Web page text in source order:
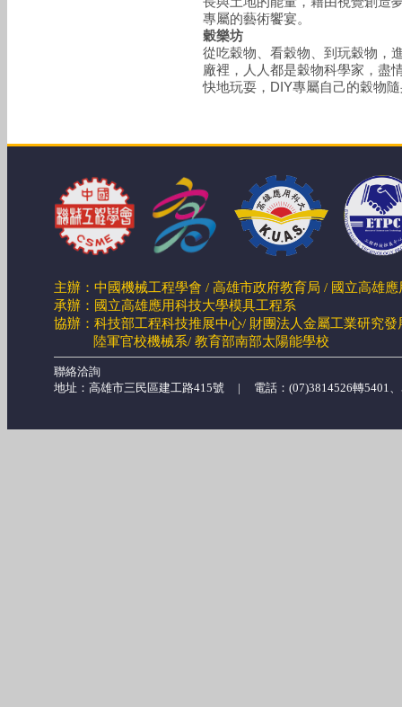
專屬的藝術饗宴。
穀樂坊
從吃穀物、看穀物、到玩穀物，
廠裡，人人都是穀物科學家，盡
快地玩耍，DIY專屬自己的穀物
主辦：中國機械工程學會 / 高雄市政府教育局 / 國立高雄
承辦：國立高雄應用科技大學模具工程系
協辦：科技部工程科技推展中心/ 財團法人金屬工業研究
陸軍官校機械系/ 教育部南部太陽能學校
聯絡洽詢
地址：高雄市三民區建工路415號 | 電話：(07)3814526轉